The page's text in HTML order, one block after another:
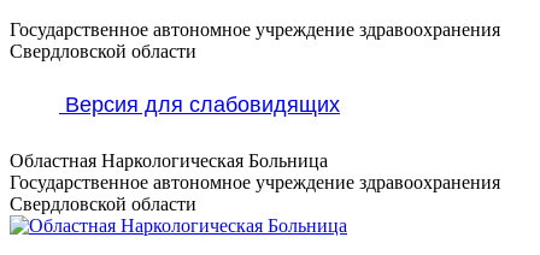
Перейти
к
Государственное автономное учреждение здравоохранения
Свердловской области
Версия для слабовидящих
Областная Наркологическая Больница
Государственное автономное учреждение здравоохранения
Свердловской области